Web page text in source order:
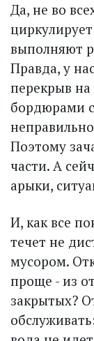
Да, не во
выполняют
Правда, у
перекрыв
бордюрами
Поэтому
части. А
арыки,
И, как все
течет не
мусором.
проще - из
закрытых?